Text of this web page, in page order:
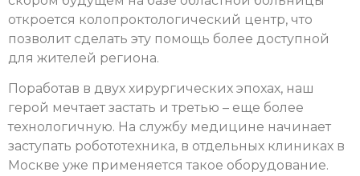
откроется колопроктологический центр, что
позволит сделать эту помощь более доступной
для жителей региона.
Поработав в двух хирургических эпохах, наш
герой мечтает застать и третью – еще более
технологичную. На службу медицине начинает
заступать робототехника, в отдельных клиниках в
Москве уже применяется такое оборудование.